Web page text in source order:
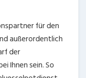
für den
außerordentlich
der
Ihnen sein. So